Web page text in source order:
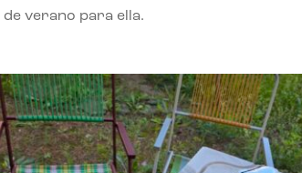
de verano para ella.